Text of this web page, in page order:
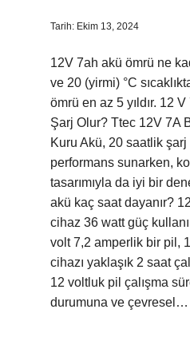
Tarih: Ekim 13, 2024
12V 7ah akü ömrü ne
ve 20 (yirmi) °C
ömrü en az 5 yıldır. 12
Şarj Olur? Ttec 12V 7A
Kuru Akü, 20 saatlik
performans sunarken,
tasarımıyla da iyi bir
akü kaç saat dayanır?
cihaz 36 watt güç
volt 7,2 amperlik bir pil,
cihazı yaklaşık 2 saat
12 voltluk pil çalışma
durumuna ve çevresel…